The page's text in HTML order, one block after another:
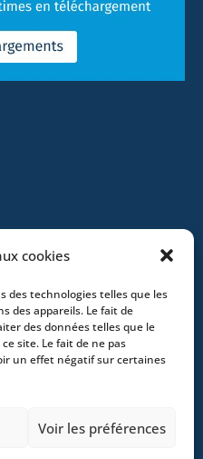
cookies
des technologies telles que les
des appareils. Le fait de
des données telles que le
site. Le fait de ne pas
un effet négatif sur certaines
Voir les préférences
3 boulevard